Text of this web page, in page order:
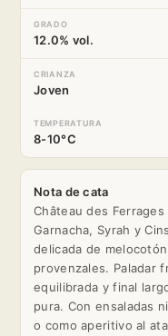
GRADO
12.0% vol.
CRIANZA
Joven
TEMPERATURA
8-10°C
Nota de cata
Château des
Garnacha, Syrah y
delicada de
provenzales. Paladar
equilibrada y final
pura. Con ensaladas
o como aperitivo al